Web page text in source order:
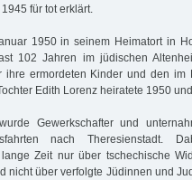
für tot erklärt.
1950 in seinem Heimatort in
102 Jahren im jüdischen
ermordeten Kinder und den im
Edith Lorenz heiratete 1950
Gewerkschafter und
nach Theresienstadt.
Zeit nur über tschechische
nicht über verfolgte Jüdinnen und